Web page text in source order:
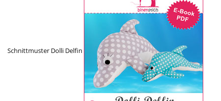
Schnittmuster Dolli Delfin